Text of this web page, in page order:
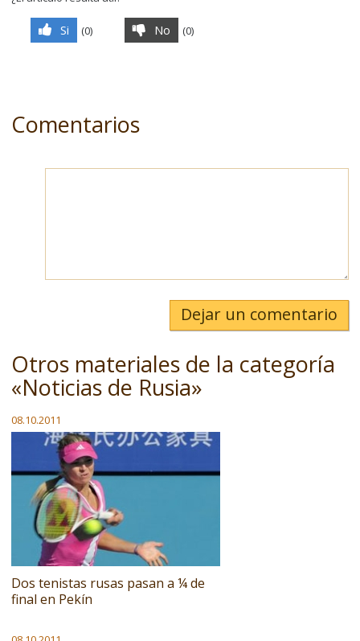
Si (0) No (0)
Comentarios
Dejar un comentario
Otros materiales de la categoría
«Noticias de Rusia»
08.10.2011
Dos tenistas rusas pasan a ¼ de
final en Pekín